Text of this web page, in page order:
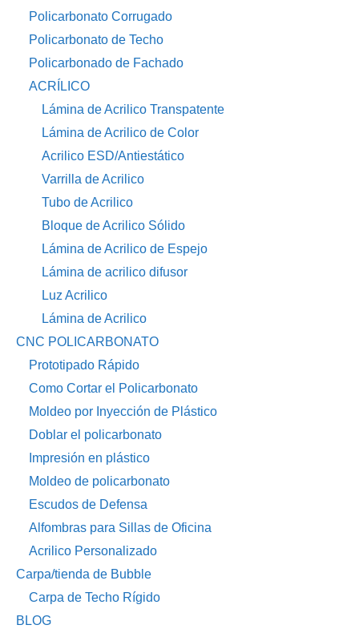
Policarbonato Corrugado
Policarbonato de Techo
Policarbonado de Fachado
ACRÍLICO
Lámina de Acrilico Transpatente
Lámina de Acrilico de Color
Acrilico ESD/Antiestático
Varrilla de Acrilico
Tubo de Acrilico
Bloque de Acrilico Sólido
Lámina de Acrilico de Espejo
Lámina de acrilico difusor
Luz Acrilico
Lámina de Acrilico
CNC POLICARBONATO
Prototipado Rápido
Como Cortar el Policarbonato
Moldeo por Inyección de Plástico
Doblar el policarbonato
Impresión en plástico
Moldeo de policarbonato
Escudos de Defensa
Alfombras para Sillas de Oficina
Acrilico Personalizado
Carpa/tienda de Bubble
Carpa de Techo Rígido
BLOG